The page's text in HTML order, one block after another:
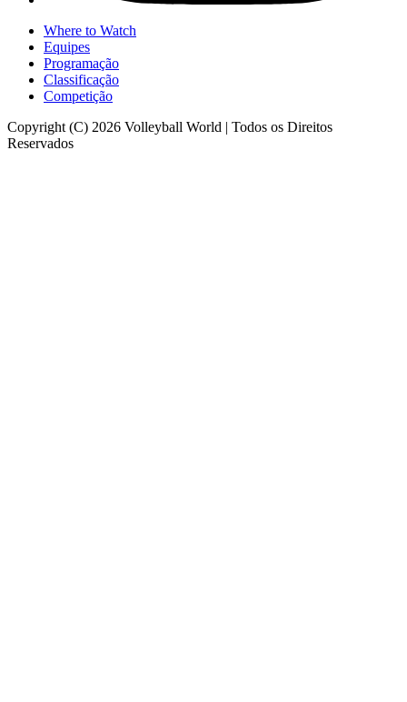
Where to Watch
Equipes
Programação
Classificação
Competição
Copyright (C) 2026 Volleyball World | Todos os Direitos
Reservados